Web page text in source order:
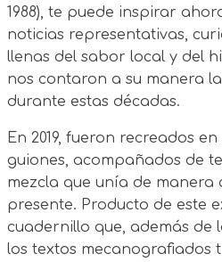
1988), te puede inspirar
noticias representativas,
llenas del sabor local y del
nos contaron a su manera
durante estas décadas.
En 2019, fueron recreados
guiones, acompañados de
mezcla que unía de manera
presente. Producto de este
cuadernillo que, además de
los textos mecanografiados